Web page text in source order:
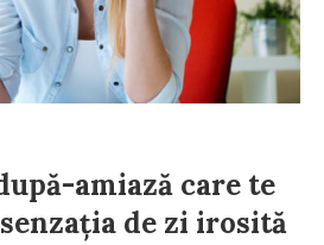
amiază care te
de zi irosită